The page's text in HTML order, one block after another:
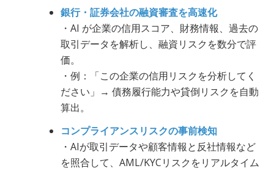
銀行・証券会社の融資審査を高速化
・AI が企業の信用スコア、財務情報、過去の
取引データを解析し、融資リスクを数分で評
価。
・例：「この企業の信用リスクを分析してく
ださい」→ 債務履行能力や貸倒リスクを自動
算出。
コンプライアンスリスクの事前検知
・AIが取引データや顧客情報と反社情報など
を照合して、AML/KYCリスクをリアルタイム